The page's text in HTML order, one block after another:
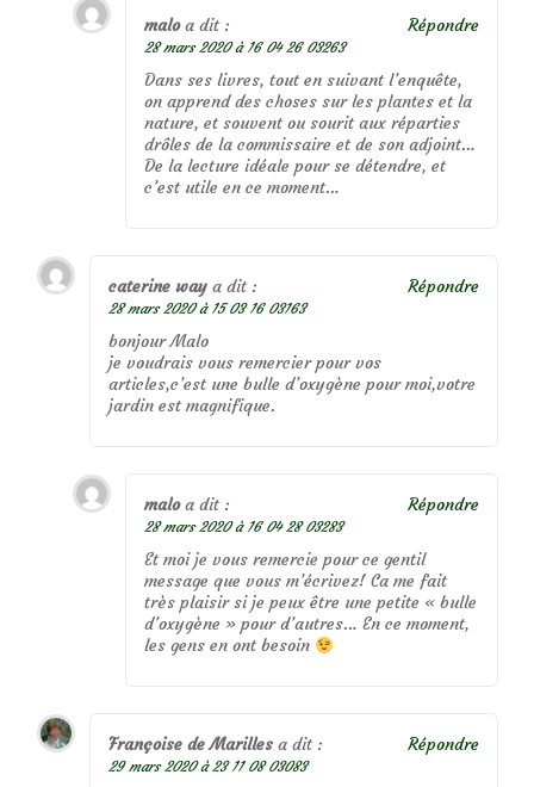
malo a dit :
28 mars 2020 à 16 04 26 03263
Dans ses livres, tout en suivant l’enquête,
on apprend des choses sur les plantes et la
nature, et souvent ou sourit aux réparties
drôles de la commissaire et de son adjoint…
De la lecture idéale pour se détendre, et
c’est utile en ce moment…
Répondre
caterine way a dit :
28 mars 2020 à 15 03 16 03163
bonjour Malo
je voudrais vous remercier pour vos
articles,c’est une bulle d’oxygène pour moi,votre
jardin est magnifique.
Répondre
malo a dit :
28 mars 2020 à 16 04 28 03283
Et moi je vous remercie pour ce gentil
message que vous m’écrivez! Ca me fait
très plaisir si je peux être une petite « bulle
d’oxygène » pour d’autres… En ce moment,
les gens en ont besoin
Répondre
Françoise de Marilles a dit :
29 mars 2020 à 23 11 08 03083
Répondre